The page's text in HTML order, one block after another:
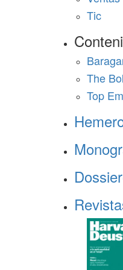
Tic
The
Top